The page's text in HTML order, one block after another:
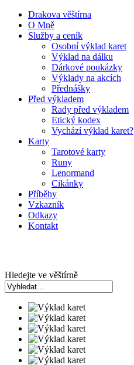
Drakova věštírna
O Mně
Služby a ceník
Osobní výklad karet
Výklad na dálku
Dárkové poukázky
Výklady na akcích
Přednášky
Před výkladem
Rady před výkladem
Etický kodex
Vychází výklad karet?
Karty
Tarotové karty
Runy
Lenormand
Cikánky
Příběhy
Vzkazník
Odkazy
Kontakt
Hledejte ve věštírně